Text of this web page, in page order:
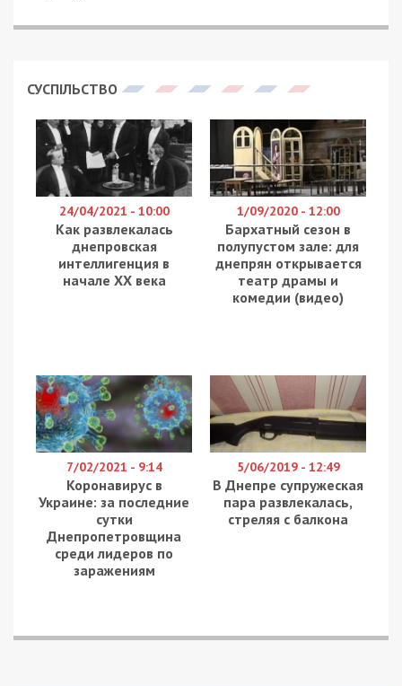
СУСПІЛЬСТВО
24/04/2021 - 10:00
Как развлекалась
днепровская
интеллигенция в
начале ХХ века
1/09/2020 - 12:00
Бархатный сезон в
полупустом зале: для
днепрян открывается
театр драмы и
комедии (видео)
7/02/2021 - 9:14
Коронавирус в
Украине: за последние
сутки
Днепропетровщина
среди лидеров по
заражениям
5/06/2019 - 12:49
В Днепре супружеская
пара развлекалась,
стреляя с балкона